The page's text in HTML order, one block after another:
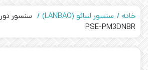
خانه سنسور لنبائو (LANBAO)
PSE-PM3DNBR